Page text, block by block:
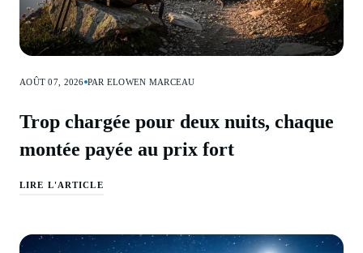
AOÛT 07, 2026 PAR ELOWEN MARCEAU
Trop chargée pour deux nuits, chaque
montée payée au prix fort
LIRE L'ARTICLE